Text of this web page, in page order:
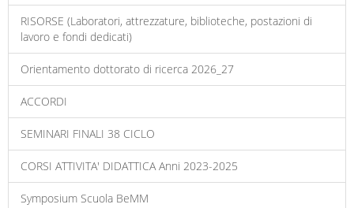
RISORSE (Laboratori, attrezzature, biblioteche, postazioni di
lavoro e fondi dedicati)
Orientamento dottorato di ricerca 2026_27
ACCORDI
SEMINARI FINALI 38 CICLO
CORSI ATTIVITA' DIDATTICA Anni 2023-2025
Symposium Scuola BeMM